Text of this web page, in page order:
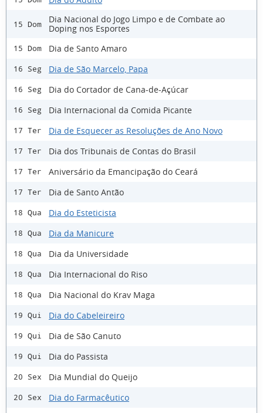
15 Dom
Dia Nacional do Jogo Limpo e de Combate ao
Doping nos Esportes
15 Dom Dia de Santo Amaro
16 Seg Dia de São Marcelo, Papa
16 Seg Dia do Cortador de Cana-de-Açúcar
16 Seg Dia Internacional da Comida Picante
17 Ter Dia de Esquecer as Resoluções de Ano Novo
17 Ter Dia dos Tribunais de Contas do Brasil
17 Ter Aniversário da Emancipação do Ceará
17 Ter Dia de Santo Antão
18 Qua Dia do Esteticista
18 Qua Dia da Manicure
18 Qua Dia da Universidade
18 Qua Dia Internacional do Riso
18 Qua Dia Nacional do Krav Maga
19 Qui Dia do Cabeleireiro
19 Qui Dia de São Canuto
19 Qui Dia do Passista
20 Sex Dia Mundial do Queijo
20 Sex Dia do Farmacêutico